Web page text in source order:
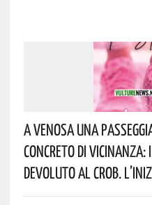
A Venosa Una
Concreto Di
Devoluto Al CROB.